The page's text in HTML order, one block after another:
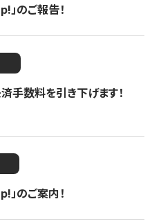
のご報告！
手数料を引き下げます！
のご案内！